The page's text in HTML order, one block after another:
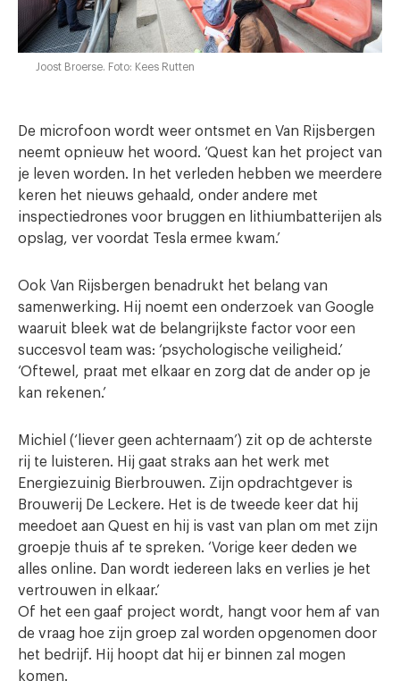
Joost Broerse. Foto: Kees Rutten
De microfoon wordt weer ontsmet en Van Rijsbergen
neemt opnieuw het woord. ‘Quest kan het project van
je leven worden. In het verleden hebben we meerdere
keren het nieuws gehaald, onder andere met
inspectiedrones voor bruggen en lithiumbatterijen als
opslag, ver voordat Tesla ermee kwam.’
Ook Van Rijsbergen benadrukt het belang van
samenwerking. Hij noemt een onderzoek van Google
waaruit bleek wat de belangrijkste factor voor een
succesvol team was: ‘psychologische veiligheid.’
‘Oftewel, praat met elkaar en zorg dat de ander op je
kan rekenen.’
Michiel (‘liever geen achternaam’) zit op de achterste
rij te luisteren. Hij gaat straks aan het werk met
Energiezuinig Bierbrouwen. Zijn opdrachtgever is
Brouwerij De Leckere. Het is de tweede keer dat hij
meedoet aan Quest en hij is vast van plan om met zijn
groepje thuis af te spreken. ‘Vorige keer deden we
alles online. Dan wordt iedereen laks en verlies je het
vertrouwen in elkaar.’
Of het een gaaf project wordt, hangt voor hem af van
de vraag hoe zijn groep zal worden opgenomen door
het bedrijf. Hij hoopt dat hij er binnen zal mogen
komen.